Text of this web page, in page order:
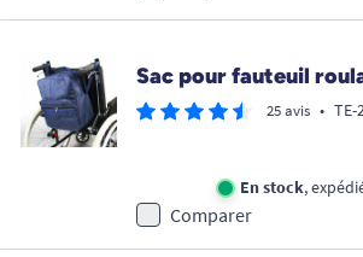
Sac pour fauteuil
25 avis • TE-
En stock,
Comparer